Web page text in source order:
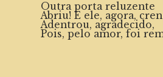
Outra porta reluzente
Abriu! E ele, agora,
Adentrou, agradecido,
Pois, pelo amor, foi